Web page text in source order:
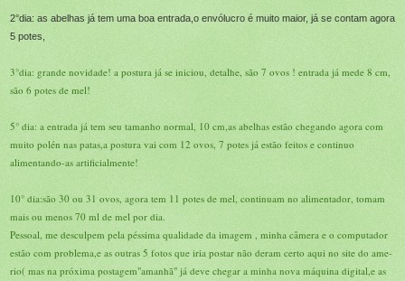
2°dia: as abelhas já tem uma boa entrada,o envólucro é muito maior, já se contam agora
5 potes,
3°dia: grande novidade! a postura já se iniciou, detalhe, são 7 ovos ! entrada já mede 8 cm,
são 6 potes de mel!
5° dia: a entrada já tem seu tamanho normal, 10 cm,as abelhas estão chegando agora com
muito polén nas patas,a postura vai com 12 ovos, 7 potes já estão feitos e continuo
alimentando-as artificialmente!
10° dia:são 30 ou 31 ovos, agora tem 11 potes de mel, continuam no alimentador, tomam
mais ou menos 70 ml de mel por dia.
Pessoal, me desculpem pela péssima qualidade da imagem , minha câmera e o computador
estão com problema,e as outras 5 fotos que iria postar não deram certo aqui no site do ame-
rio( mas na próxima postagem"amanhã" já deve chegar a minha nova máquina digital,e as